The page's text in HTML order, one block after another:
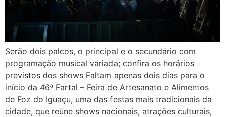
Serão dois palcos, o principal e o secundário com
programação musical variada; confira os horários
previstos dos shows Faltam apenas dois dias para o
início da 46ª Fartal – Feira de Artesanato e Alimentos
de Foz do Iguaçu, uma das festas mais tradicionais da
cidade, que reúne shows nacionais, atrações culturais,